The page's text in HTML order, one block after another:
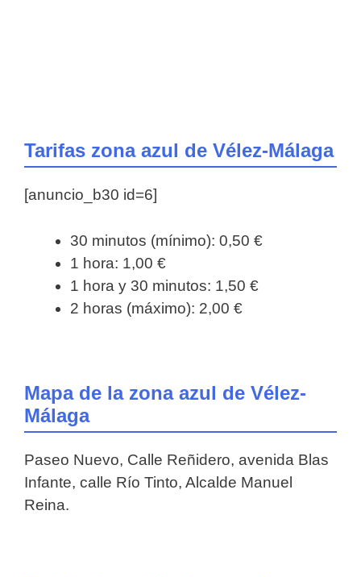
Tarifas zona azul de Vélez-Málaga
[anuncio_b30 id=6]
30 minutos (mínimo): 0,50 €
1 hora: 1,00 €
1 hora y 30 minutos: 1,50 €
2 horas (máximo): 2,00 €
Mapa de la zona azul de Vélez-
Málaga
Paseo Nuevo, Calle Reñidero, avenida Blas
Infante, calle Río Tinto, Alcalde Manuel
Reina.